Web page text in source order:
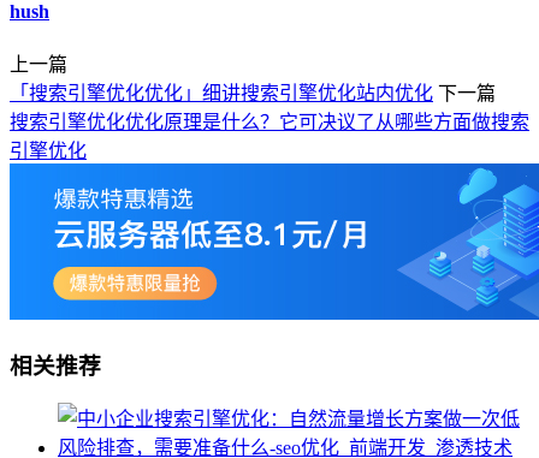
hush
上一篇
「搜索引擎优化优化」细讲搜索引擎优化站内优化 下一篇
搜索引擎优化优化原理是什么？它可决议了从哪些方面做搜索
引擎优化
相关推荐